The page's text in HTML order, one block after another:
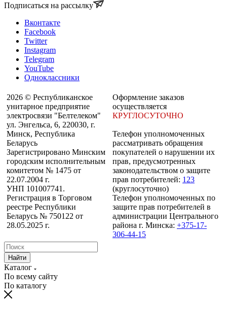
Подписаться на рассылку
Вконтакте
Facebook
Twitter
Instagram
Telegram
YouTube
Одноклассники
2026 © Республиканское
унитарное предприятие
электросвязи "Белтелеком"
ул. Энгельса, 6, 220030, г.
Минск, Республика
Беларусь
Зарегистрировано Минским
городским исполнительным
комитетом № 1475 от
22.07.2004 г.
УНП 101007741.
Регистрация в Торговом
реестре Республики
Беларусь № 750122 от
28.05.2025 г.
Оформление заказов
осуществляется
КРУГЛОСУТОЧНО
Телефон уполномоченных
рассматривать обращения
покупателей о нарушении их
прав, предусмотренных
законодательством о защите
прав потребителей: 123
(круглосуточно)
Телефон уполномоченных по
защите прав потребителей в
администрации Центрального
района г. Минска: +375-17-
306-44-15
Найти
Каталог
По всему сайту
По каталогу